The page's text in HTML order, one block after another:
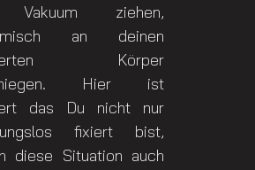
Vakuum ziehen,
an deinen
Körper
Hier ist
das Du nicht nur
fixiert bist,
diese Situation auch